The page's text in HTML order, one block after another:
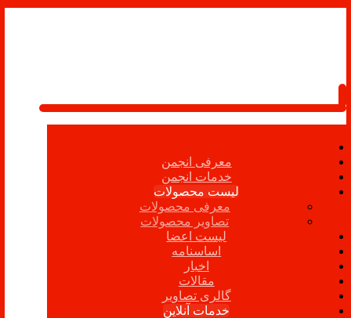
معرفی انجمن
خدمات انجمن
لیست محصولات
معرفی محصولات
تصاویر محصولات
لیست اعضا
اساسنامه
اخبار
مقالات
گالری تصاویر
خدمات آنلاین